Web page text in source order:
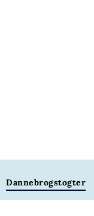
Dannebrogstogter